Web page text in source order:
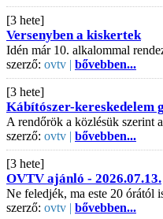
[3 hete]
Versenyben a kiskertek
Idén már 10. alkalommal
szerző: ovtv | bővebben...
[3 hete]
Kábítószer-kereskedelem
A rendőrök a közlésük szerint
szerző: ovtv | bővebben...
[3 hete]
OVTV ajánló - 2026.07.13.
Ne feledjék, ma este 20 órától
szerző: ovtv | bővebben...